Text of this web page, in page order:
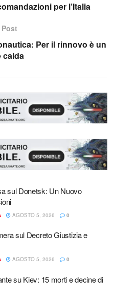
per l’Italia
Per il rinnovo è un
calda
sul Donetsk: Un Nuovo
AGOSTO 5, 2026 0
sul Decreto Giustizia e
AGOSTO 5, 2026 0
su Kiev: 15 morti e decine di